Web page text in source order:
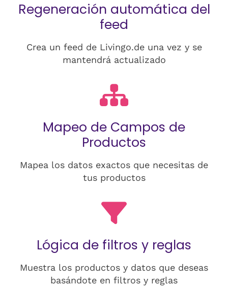
Regeneración automática del
feed
Crea un feed de Livingo.de una vez y se
mantendrá actualizado
Mapeo de Campos de
Productos
Mapea los datos exactos que necesitas de
tus productos
Lógica de filtros y reglas
Muestra los productos y datos que deseas
basándote en filtros y reglas